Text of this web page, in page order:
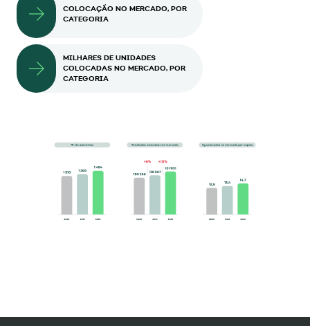
COLOCAÇÃO NO MERCADO, POR
CATEGORIA
MILHARES DE UNIDADES
COLOCADAS NO MERCADO, POR
CATEGORIA